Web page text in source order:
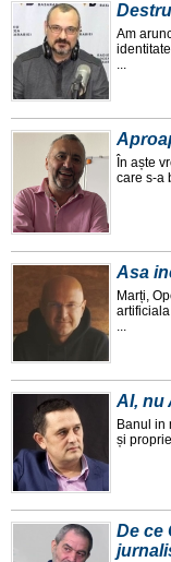
Am
...
În aște
care s-a
Asa
Marți,
...
AI, nu
Banul in
și
De ce